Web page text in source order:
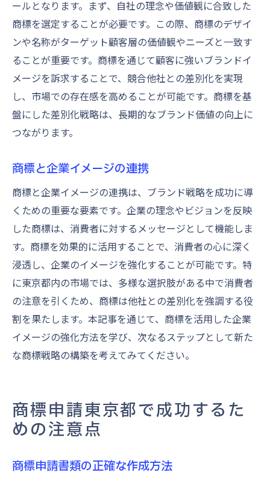
ールとなります。まず、自社の理念や価値観に合致した
商標を選定することが必要です。この際、商標のデザイ
ンや名称がターゲット顧客層の価値観やニーズと一致す
ることが重要です。商標を通じて顧客に強いブランドイ
メージを訴求することで、競合他社との差別化を実現
し、市場での存在感を高めることが可能です。商標を基
盤にした差別化戦略は、長期的なブランド価値の向上に
つながります。
商標と企業イメージの連携
商標と企業イメージの連携は、ブランド戦略を成功に導
くための重要な要素です。企業の理念やビジョンを反映
した商標は、消費者に対するメッセージとして機能しま
す。商標を効果的に活用することで、消費者の心に深く
浸透し、企業のイメージを強化することが可能です。特
に東京都内の市場では、多様な選択肢がある中で消費者
の注意を引くため、商標は他社との差別化を強調する役
割を果たします。本記事を通じて、商標を活用した企業
イメージの強化方法を学び、次なるステップとして新た
な商標戦略の構築を考えてみてください。
商標申請東京都で成功するた
めの注意点
商標申請書類の正確な作成方法